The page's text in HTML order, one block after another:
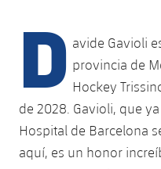
D avide Gavioli
provincia de
Hockey
de 2028. Gavioli, que
Hospital de Barcelona
aquí, es un honor